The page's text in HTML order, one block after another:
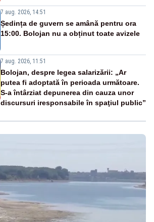
7 aug. 2026, 14:51
Ședința de guvern se amână pentru ora
15:00. Bolojan nu a obținut toate avizele
7 aug. 2026, 11:51
Bolojan, despre legea salarizării: „Ar
putea fi adoptată în perioada următoare.
S-a întârziat depunerea din cauza unor
discursuri iresponsabile în spaţiul public”